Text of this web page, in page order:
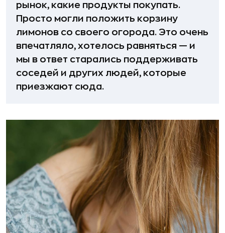
рынок, какие продукты покупать.
Просто могли положить корзину
лимонов со своего огорода. Это очень
впечатляло, хотелось равняться — и
мы в ответ старались поддерживать
соседей и других людей, которые
приезжают сюда.